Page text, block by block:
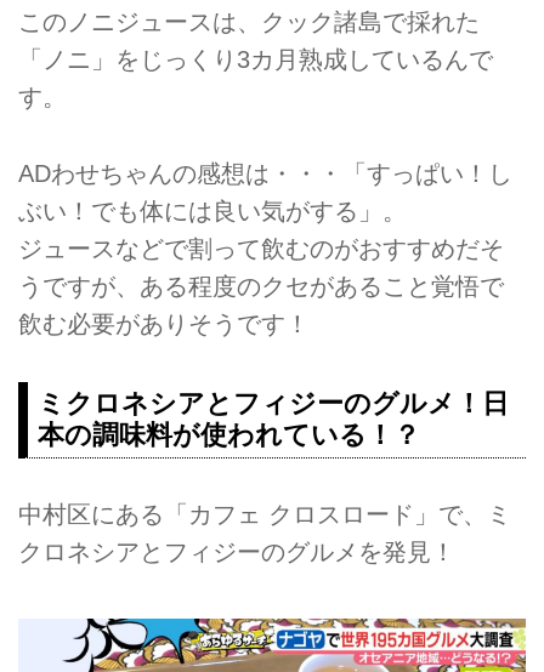
このノニジュースは、クック諸島で採れた
「ノニ」をじっくり3カ月熟成しているんで
す。
ADわせちゃんの感想は・・・「すっぱい！し
ぶい！でも体には良い気がする」。
ジュースなどで割って飲むのがおすすめだそ
うですが、ある程度のクセがあること覚悟で
飲む必要がありそうです！
ミクロネシアとフィジーのグルメ！日
本の調味料が使われている！？
中村区にある「カフェ クロスロード」で、ミ
クロネシアとフィジーのグルメを発見！